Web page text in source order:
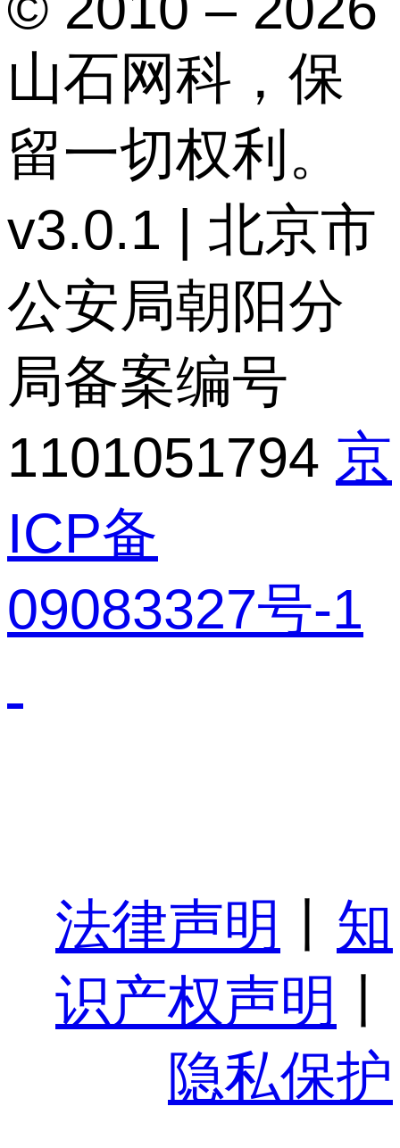
山石网科，保
留一切权利。
v3.0.1 | 北京市
公安局朝阳分
局备案编号
1101051794 京
ICP备
09083327号-1
法律声明
知
识产权声明
隐私保护